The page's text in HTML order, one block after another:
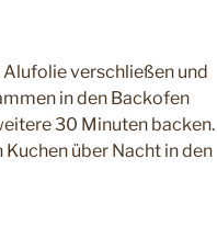
Alufolie verschließen und
in den Backofen
30 Minuten backen.
über Nacht in den